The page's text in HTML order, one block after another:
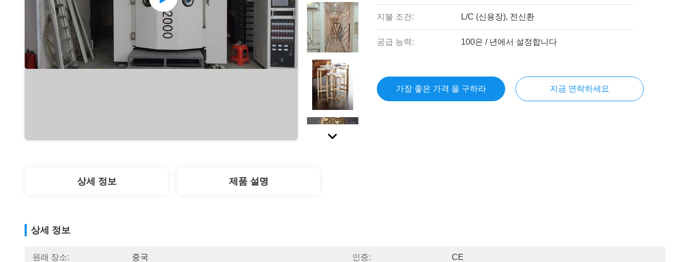
지불 조건: L/C (신용장), 전신환
공급 능력: 100은 / 년에서 설정합니다
가장 좋은 가격 을 구하라 지금 연락하세요
상세 정보 제품 설명
상세 정보
원래 장소: 중국 인증: CE